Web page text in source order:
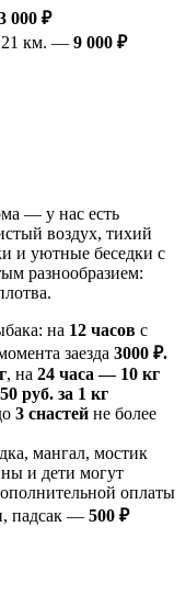
000 ₽
21 км. — 9 000 ₽
— у нас есть
воздух, тихий
и уютные беседки с
разнообразием:
на 12 часов с
заезда 3000 ₽.
, на 24 часа — 10 кг
руб. за 1 кг
3 снастей не более
мангал, мостик
и дети могут
оплаты
падсак — 500 ₽